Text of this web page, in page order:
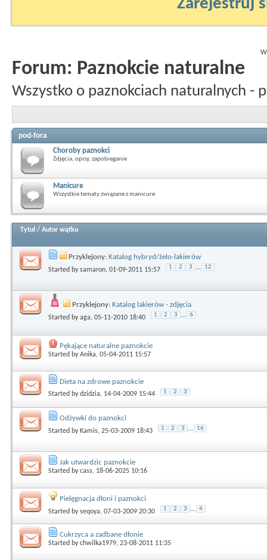
Zarejestruj
Forum: Paznokcie naturalne
Wszystko o paznokciach naturalnych -
pod-fora
Choroby paznokci
Zdjęcia, opisy, zapobieganie
Manicure
Wszystkie tematy związane z manicure
Tytuł / Autor wątku
Przyklejony: Katalog hybryd/żelo-lakierów
Started bysamaron, 01-09-2011 15:57 1 2 3 ... 12
Przyklejony: Katalog lakierów - zdjęcia
Started byaga, 05-11-2010 18:40 1 2 3 ... 6
Pękające naturalne paznokcie
Started byAnika, 05-04-2011 15:57
Dieta na zdrowe paznokcie
Started bydzidzia, 14-04-2009 15:44 1 2 3
Odżywki do paznokci
Started by Kamis, 25-03-2009 18:43 1 2 3 ... 16
Jak utwardzic paznokcie
Started bycass, 18-06-2025 10:16
Pielęgnacja dłoni i paznokci
Started byseqoya, 07-03-2009 20:30 1 2 3 ... 4
Cukrzyca a zadbane dłonie
Started bychwilka1979, 23-08-2011 11:35